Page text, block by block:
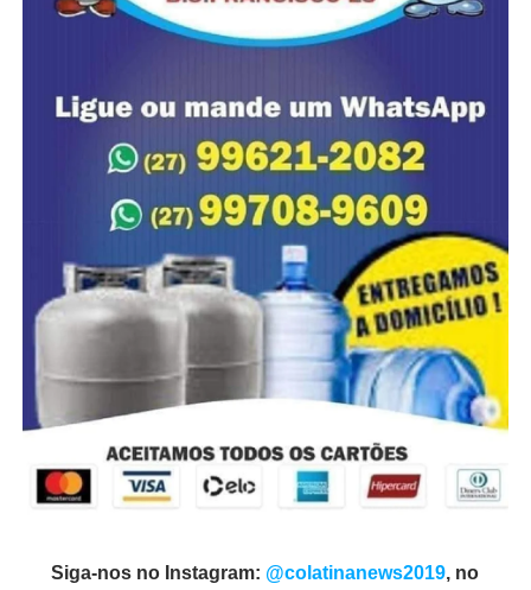
Siga-nos no Instagram: @colatinanews2019, no